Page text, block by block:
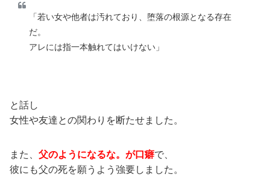
「若い女や他者は汚れており、堕落の根源となる存在
だ。
アレには指一本触れてはいけない」
と話し
女性や友達との関わりを断たせました。
また、 父のようになるな。が口癖で、
彼にも父の死を願うよう強要しました。